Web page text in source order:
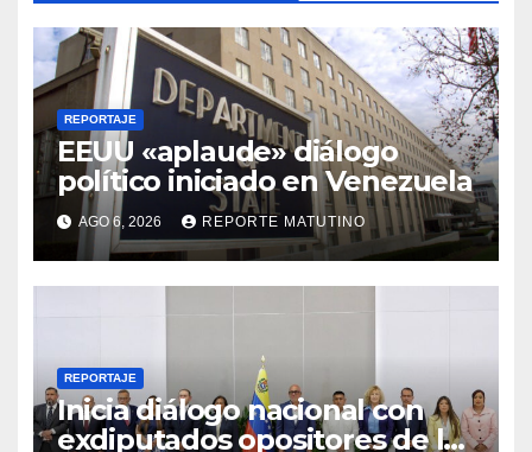
REPORTAJE
EEUU «aplaude» diálogo
político iniciado en Venezuela
AGO 6, 2026 REPORTE MATUTINO
REPORTAJE
Inicia diálogo nacional con
exdiputados opositores de la